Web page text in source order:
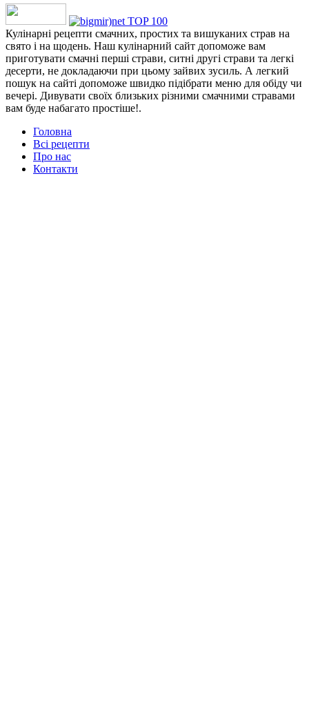
Кулінарні рецепти смачних, простих та вишуканих страв на
свято і на щодень. Наш кулінарний сайт допоможе вам
приготувати смачні перші страви, ситні другі страви та легкі
десерти, не докладаючи при цьому зайвих зусиль. А легкий
пошук на сайті допоможе швидко підібрати меню для обіду чи
вечері. Дивувати своїх близьких різними смачними стравами
вам буде набагато простіше!.
Головна
Всі рецепти
Про нас
Контакти